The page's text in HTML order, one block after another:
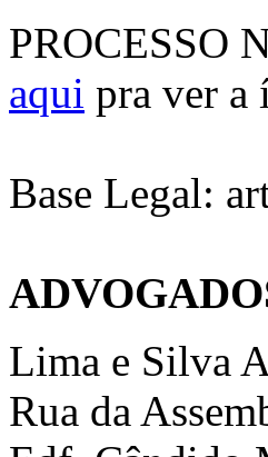
PROCESSO
aqui pra ver a
Base Legal:
Lima e Silva
Rua da